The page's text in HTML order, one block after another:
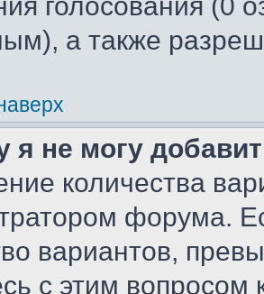
а также
я не могу
количества
форума.
вариантов,
с этим вопросом